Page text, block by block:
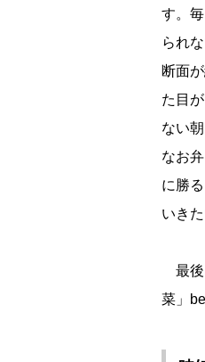
す。
られ
断面
た目
ない
なお
に勝
いき
最後
菜」